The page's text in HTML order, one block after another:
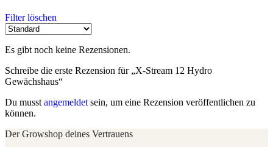
Filter löschen
Es gibt noch keine Rezensionen.
Schreibe die erste Rezension für „X-Stream 12 Hydro
Gewächshaus“
Du musst angemeldet sein, um eine Rezension veröffentlichen zu
können.
Der Growshop deines Vertrauens